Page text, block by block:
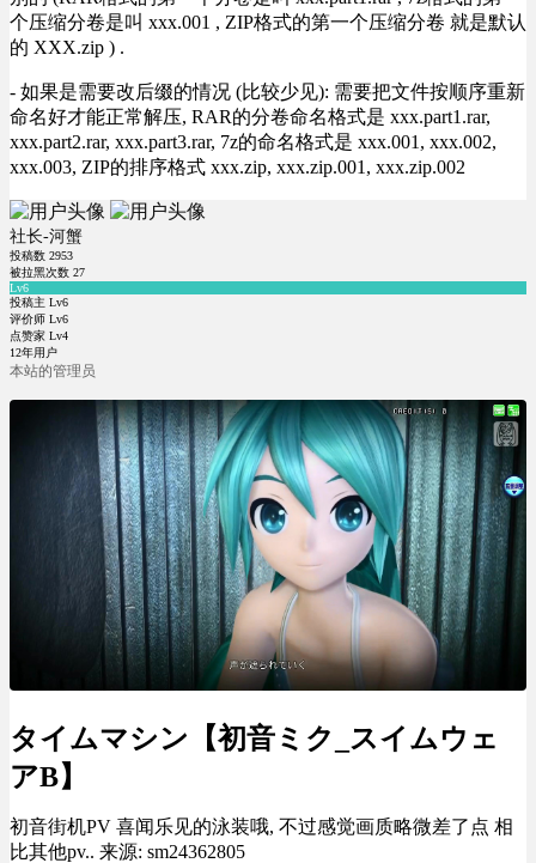
个压缩分卷是叫 xxx.001 , ZIP格式的第一个压缩分卷 就是默认
的 XXX.zip ) .
- 如果是需要改后缀的情况 (比较少见): 需要把文件按顺序重新
命名好才能正常解压, RAR的分卷命名格式是 xxx.part1.rar,
xxx.part2.rar, xxx.part3.rar, 7z的命名格式是 xxx.001, xxx.002,
xxx.003, ZIP的排序格式 xxx.zip, xxx.zip.001, xxx.zip.002
社长-河蟹
投稿数 2953
被拉黑次数 27
Lv6
投稿主 Lv6
评价师 Lv6
点赞家 Lv4
12年用户
本站的管理员
タイムマシン【初音ミク_スイムウェ
アB】
初音街机PV 喜闻乐见的泳装哦, 不过感觉画质略微差了点 相
比其他pv.. 来源: sm24362805